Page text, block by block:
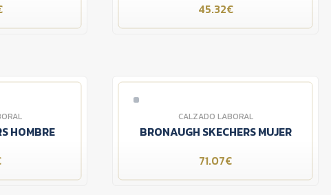
45.32€
HOMBRE
CALZADO LABORAL
BRONAUGH SKECHERS MUJER
71.07€